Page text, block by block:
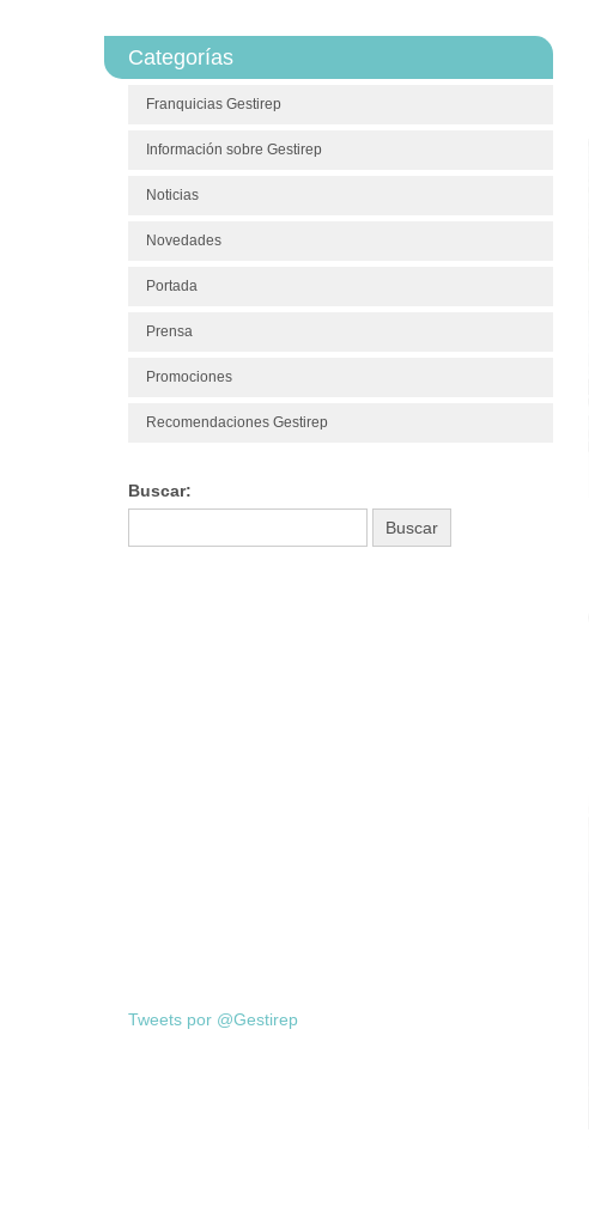
Categorías
Franquicias Gestirep
Información sobre Gestirep
Noticias
Novedades
Portada
Prensa
Promociones
Recomendaciones Gestirep
Buscar:
Tweets por @Gestirep